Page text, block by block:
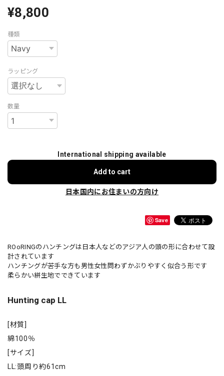
¥8,800
種類
ラッピング
数量
International shipping available
Add to cart
日本国内にお住まいの方向け
Save
ROoRINGのハンチングは日本人などのアジア人の頭の形に合わせて設
計されています
ハンチングが苦手な方も男性女性問わずかぶりやすく似合う形です
柔らかい絣生地でできています
Hunting cap LL
[材質]
綿100％
[サイズ]
LL:頭周り約61cm